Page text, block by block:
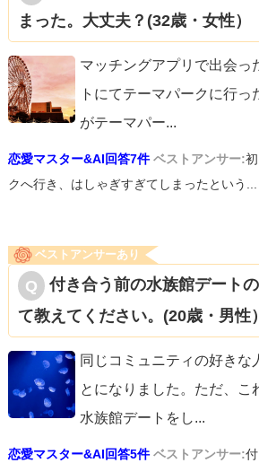
まった。大丈夫？(32歳・女性）
マッチングアプリで出会っ
トにてテーマパークに行っ
がテーマパー...
恋愛マスター&AI回答7件 ベストアンサー:
クへ行き、はしゃぎすぎてしまったという...
ベストアンサーあり
付き合う前の水族館デート
て教えてください。(20歳・男性）
同じコミュニティの好きな
とになりました。ただ、こ
水族館デートをし...
恋愛マスター&AI回答5件 ベストアンサー: